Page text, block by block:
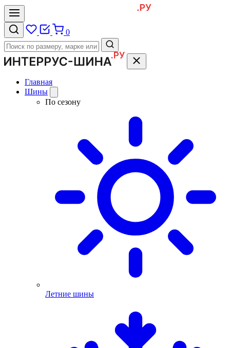
0
Главная
Шины
По сезону
Летние шины